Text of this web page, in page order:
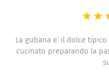
La gubana e’ il dolce
cucinato preparando la